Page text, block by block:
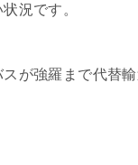
況です。
が強羅まで代替